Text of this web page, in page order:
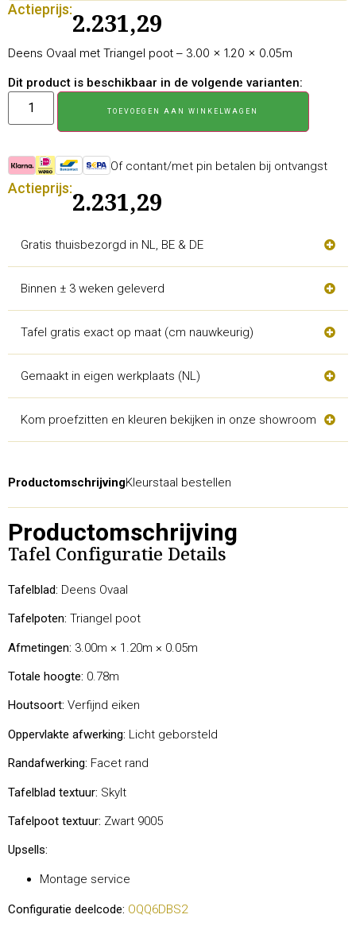
Actieprijs:
2.231,29
Deens Ovaal met Triangel poot – 3.00 × 1.20 × 0.05m
Dit product is beschikbaar in de volgende varianten:
TOEVOEGEN AAN WINKELWAGEN
Of contant/met pin betalen bij ontvangst
Actieprijs:
2.231,29
Gratis thuisbezorgd in NL, BE & DE
Binnen ± 3 weken geleverd
Tafel gratis exact op maat (cm nauwkeurig)
Gemaakt in eigen werkplaats (NL)
Kom proefzitten en kleuren bekijken in onze showroom
ProductomschrijvingKleurstaal bestellen
Productomschrijving
Tafel Configuratie Details
Tafelblad: Deens Ovaal
Tafelpoten: Triangel poot
Afmetingen: 3.00m × 1.20m × 0.05m
Totale hoogte: 0.78m
Houtsoort: Verfijnd eiken
Oppervlakte afwerking: Licht geborsteld
Randafwerking: Facet rand
Tafelblad textuur: Skylt
Tafelpoot textuur: Zwart 9005
Upsells:
Montage service
Configuratie deelcode: OQQ6DBS2